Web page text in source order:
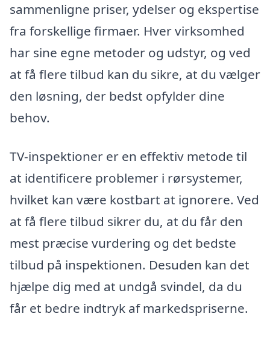
sammenligne priser, ydelser og ekspertise
fra forskellige firmaer. Hver virksomhed
har sine egne metoder og udstyr, og ved
at få flere tilbud kan du sikre, at du vælger
den løsning, der bedst opfylder dine
behov.
TV-inspektioner er en effektiv metode til
at identificere problemer i rørsystemer,
hvilket kan være kostbart at ignorere. Ved
at få flere tilbud sikrer du, at du får den
mest præcise vurdering og det bedste
tilbud på inspektionen. Desuden kan det
hjælpe dig med at undgå svindel, da du
får et bedre indtryk af markedspriserne.